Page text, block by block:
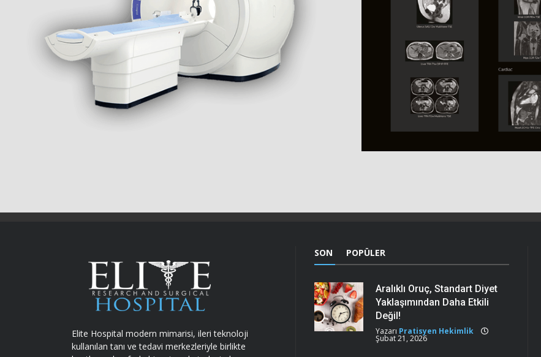
Elite Hospital modern mimarisi, ileri teknoloji
kullanılan tanı ve tedavi merkezleriyle birlikte
SON POPÜLER
Aralıklı Oruç, Standart Diyet
Yaklaşımından Daha Etkili
Değil!
Yazarı Pratisyen Hekimlik
Şubat 21, 2026